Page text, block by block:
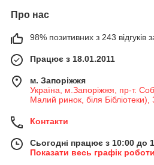
Про нас
98% позитивних з 243 відгуків
Працює з 18.01.2011
м. Запоріжжя
Україна, м.Запоріжжя, пр-т.
Малий ринок, біля Бібліотеки),
Контакти
Сьогодні працює з 10:00 до
Показати весь графік роботи